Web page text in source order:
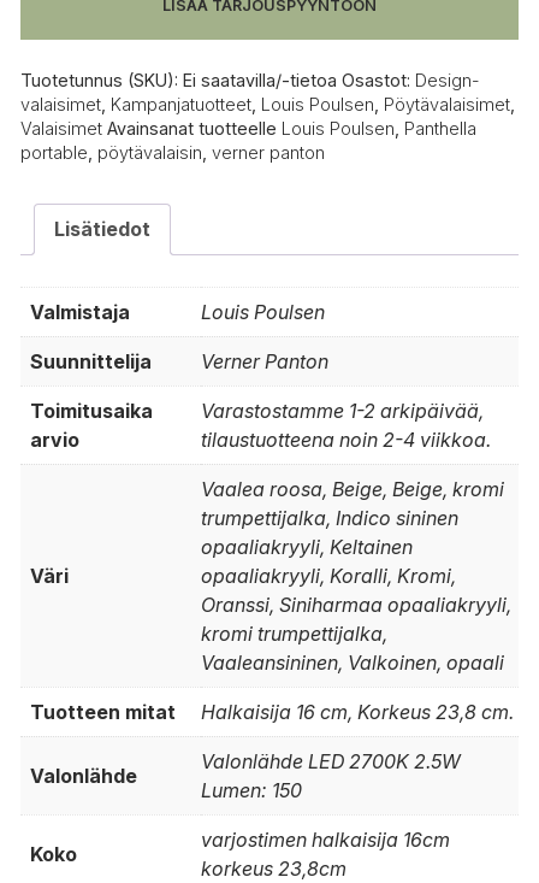
LISÄÄ TARJOUSPYYNTÖÖN
Tuotetunnus (SKU): Ei saatavilla/-tietoa Osastot: Design-
valaisimet Kampanjatuotteet Louis Poulsen Pöytävalaisimet
Valaisimet Avainsanat tuotteelle Louis Poulsen Panthella
portable pöytävalaisin verner panton
Lisätiedot
Valmistaja Louis Poulsen
Suunnittelija Verner Panton
Toimitusaika
arvio
Varastostamme 1-2 arkipäivää,
tilaustuotteena noin 2-4 viikkoa.
Väri
Vaalea roosa, Beige, Beige, kromi
trumpettijalka, Indico sininen
opaaliakryyli, Keltainen
opaaliakryyli, Koralli, Kromi,
Oranssi, Siniharmaa opaaliakryyli,
kromi trumpettijalka,
Vaaleansininen, Valkoinen, opaali
Tuotteen mitat Halkaisija 16 cm, Korkeus 23,8 cm.
Valonlähde
Valonlähde LED 2700K 2.5W
Lumen: 150
Koko
varjostimen halkaisija 16cm
korkeus 23,8cm